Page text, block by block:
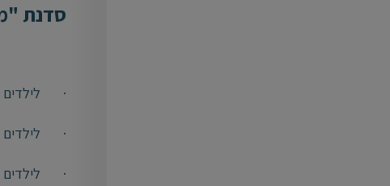
סדנת
· לילדים
· לילדים
· לילדים